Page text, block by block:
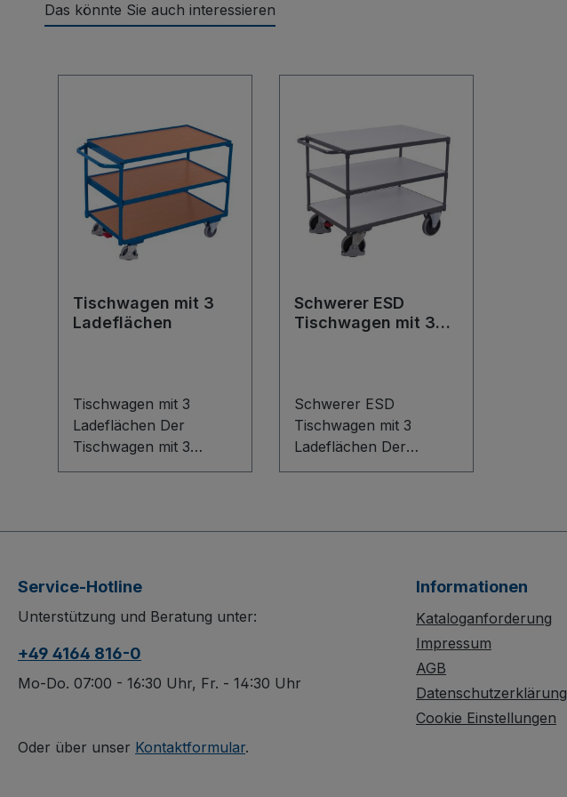
Das könnte Sie auch interessieren
Tischwagen mit 3
Ladeflächen
Tischwagen mit 3
Ladeflächen Der
Tischwagen mit 3
Ladeflächen überzeugt
innovativem L-Profil in
Holzwerkstoffplatten
und Etagen aus
Stabilität, die 15 mm
hohen Ränder sichern
geschützt, schlag- und
Schwerer ESD
Tischwagen mit 3
Schwerer ESD
Tischwagen mit 3
Ladeflächen Der
schwere ESD
ideale Lösung für
flexible Baukasten-
System trifft auf eine
Bodenkonstruktion mit
innovativem L-Profil.
Bündige, elektrisch
Service-Hotline
Unterstützung und Beratung unter:
+49 4164 816-0
Mo-Do. 07:00 - 16:30 Uhr, Fr. - 14:30 Uhr
Oder über unser Kontaktformular.
Informationen
Kataloganforderung
Impressum
AGB
Datenschutzerklärung
Cookie Einstellungen